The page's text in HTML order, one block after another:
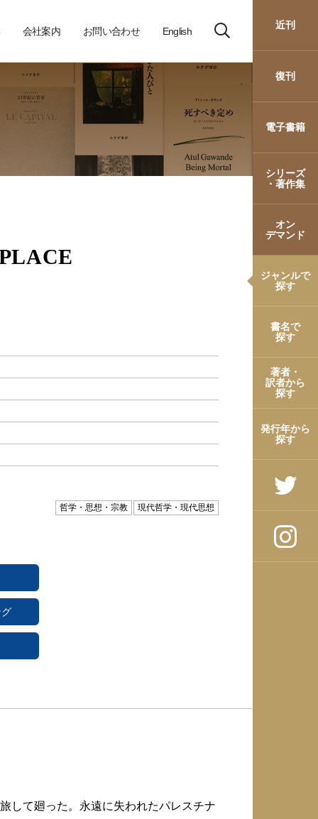
会社案内 お問い合わせ English
近刊
復刊
電子書籍
シリーズ
・著作集
オン
デマンド
ジャンルで
探す
書名で
探す
著者・
訳者から
探す
発行年から
探す
哲学・思想・宗教 現代哲学・現代思想
して廻った。永遠に失われたパレスチナ